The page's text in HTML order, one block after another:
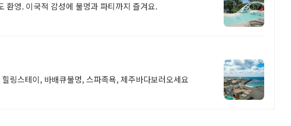
환영. 이국적 감성에 불멍과 파티까지 즐겨요.
링스테이, 바배큐불멍, 스파족욕, 제주바다보러오세요